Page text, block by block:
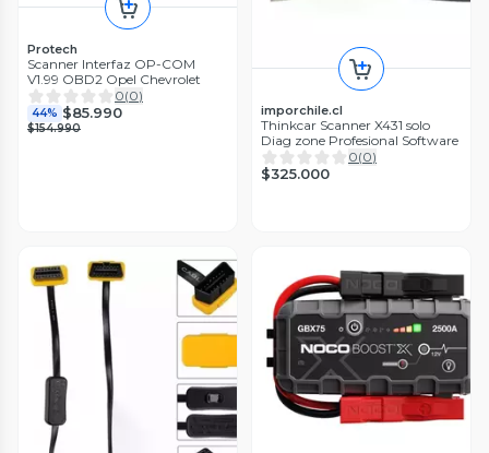
Protech
Scanner Interfaz OP-COM
V1.99 OBD2 Opel Chevrolet
0(0)
44% $85.990
$154.990
imporchile.cl
Thinkcar Scanner X431 solo
Diag zone Profesional Software
0(0)
$325.000